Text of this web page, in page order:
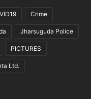
Crime
Jharsuguda Police
PICTURES
Ltd.